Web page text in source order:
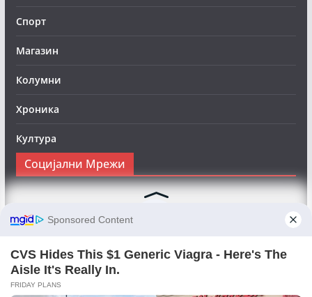
Спорт
Магазин
Колумни
Хроника
Култура
Социјални Мрежи
Следете нè на Фејсбук за да сте во тек со најновите